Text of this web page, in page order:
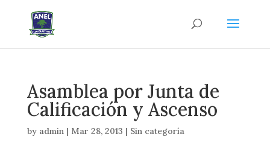
Asamblea por Junta de
Calificación y Ascenso
by admin| Mar 28, 2013 | Sin categoría